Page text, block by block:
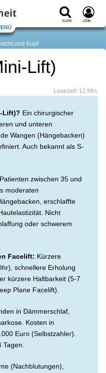
Suche Login
und Kopf
Lift)
Lesezeit: 12 Min.
Lift)? Ein chirurgischer
und unteren
Wangen (Hängebacken)
Auch bekannt als S-
zwischen 35 und
moderaten
erschlaffte
Nicht
oder schwerem
Facelift: Kürzere
schnellere Erholung
kürzere Haltbarkeit (5-7
Plane Facelift).
in Dämmerschlaf,
Kosten in
Euro (Selbstzahler).
Tagen.
(Nachblutungen),